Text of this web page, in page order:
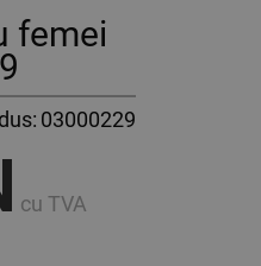
femei
03000229
cu TVA